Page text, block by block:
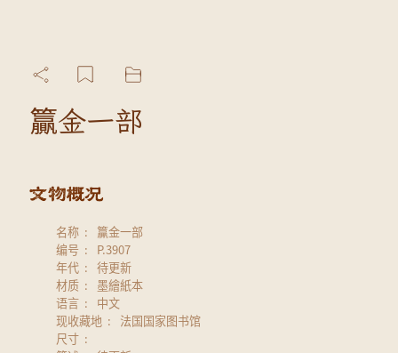
籯金一部
名称
籯金一部
编号
P.3907
年代
待更新
材质
墨繪紙本
语言
中文
现收藏地
法国国家图书馆
尺寸